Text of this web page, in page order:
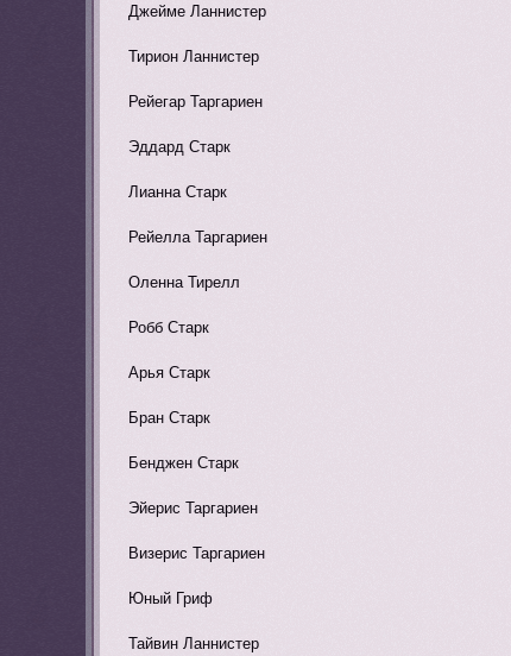
Джейме Ланнистер
Тирион Ланнистер
Рейегар Таргариен
Эддард Старк
Лианна Старк
Рейелла Таргариен
Оленна Тирелл
Робб Старк
Арья Старк
Бран Старк
Бенджен Старк
Эйерис Таргариен
Визерис Таргариен
Юный Гриф
Тайвин Ланнистер